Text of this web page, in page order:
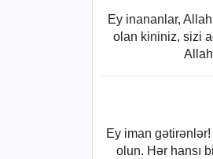
Ey inananlar,
olan kininiz, sizi
Ey iman
olun. Hər hansı